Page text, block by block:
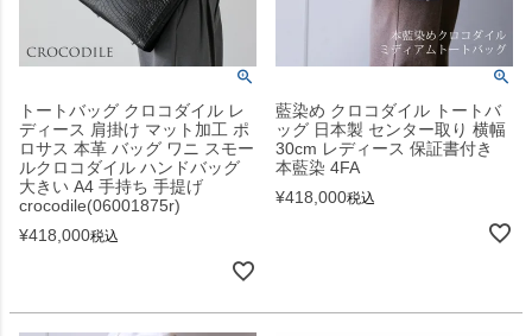
トートバッグ クロコダイル レ
ディース 肩掛け マット加工 ポ
ロサス 本革 バッグ ワニ スモー
ルクロコダイル ハンドバッグ
大きい A4 手持ち 手提げ
crocodile(06001875r)
¥418,000税込
藍染め クロコダイル トートバ
ッグ 日本製 センター取り 横幅
30cm レディース 保証書付き
本藍染 4FA
¥418,000税込